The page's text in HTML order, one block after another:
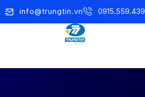
info@trungtin.vn 0915.559.439